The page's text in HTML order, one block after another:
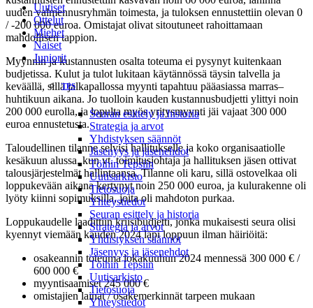
Uutiset
Ottelut
Miehet
Naiset
Juniorit
TPS
Seuran esittely ja historia
Strategia ja arvot
Yhdistyksen säännöt
Jäsenyys ja jäsenehdot
Töihin Tepsiin
Uutisarkisto
Tietosuoja
Yhteystiedot
Seuran esittely ja historia
Strategia ja arvot
Yhdistyksen säännöt
Jäsenyys ja jäsenehdot
Töihin Tepsiin
Uutisarkisto
Tietosuoja
Yhteystiedot
uuden valmennusryhmän toimesta, ja tuloksen ennustettiin olevan 0
/ -200 000 euroa. Omistajat olivat sitoutuneet rahoittamaan
mahdollisen tappion.
Myynnin ja kustannusten osalta toteuma ei pysynyt kuitenkaan
budjetissa. Kulut ja tulot lukitaan käytännössä täysin talvella ja
keväällä, sillä jalkapallossa myynti tapahtuu pääasiassa marras–
huhtikuun aikana. Jo tuolloin kauden kustannusbudjetti ylittyi noin
200 000 eurolla, ja lopulta myös yritysmyynti jäi vajaat 300 000
euroa ennustetusta.
Taloudellinen tilanne selvisi hallitukselle ja koko organisaatiolle
kesäkuun alussa, kun vt. toimitusjohtaja ja hallituksen jäsen ottivat
talousjärjestelmät hallintaansa. Tilanne oli karu, sillä ostovelkaa oli
loppukevään aikana kertynyt noin 250 000 euroa, ja kulurakenne oli
lyöty kiinni sopimuksilla, joita oli mahdoton purkaa.
Loppukaudelle laadittiin kriisibudjetti, jonka mukaisesti seura olisi
kyennyt viemään kauden 2024 läpi loppuun ilman häiriöitä:
osakeannin toteuma lokakuuhun 2024 mennessä 300 000 € /
600 000 €
myyntisaamiset 245 000 €
omistajien lainat / osakemerkinnät tarpeen mukaan